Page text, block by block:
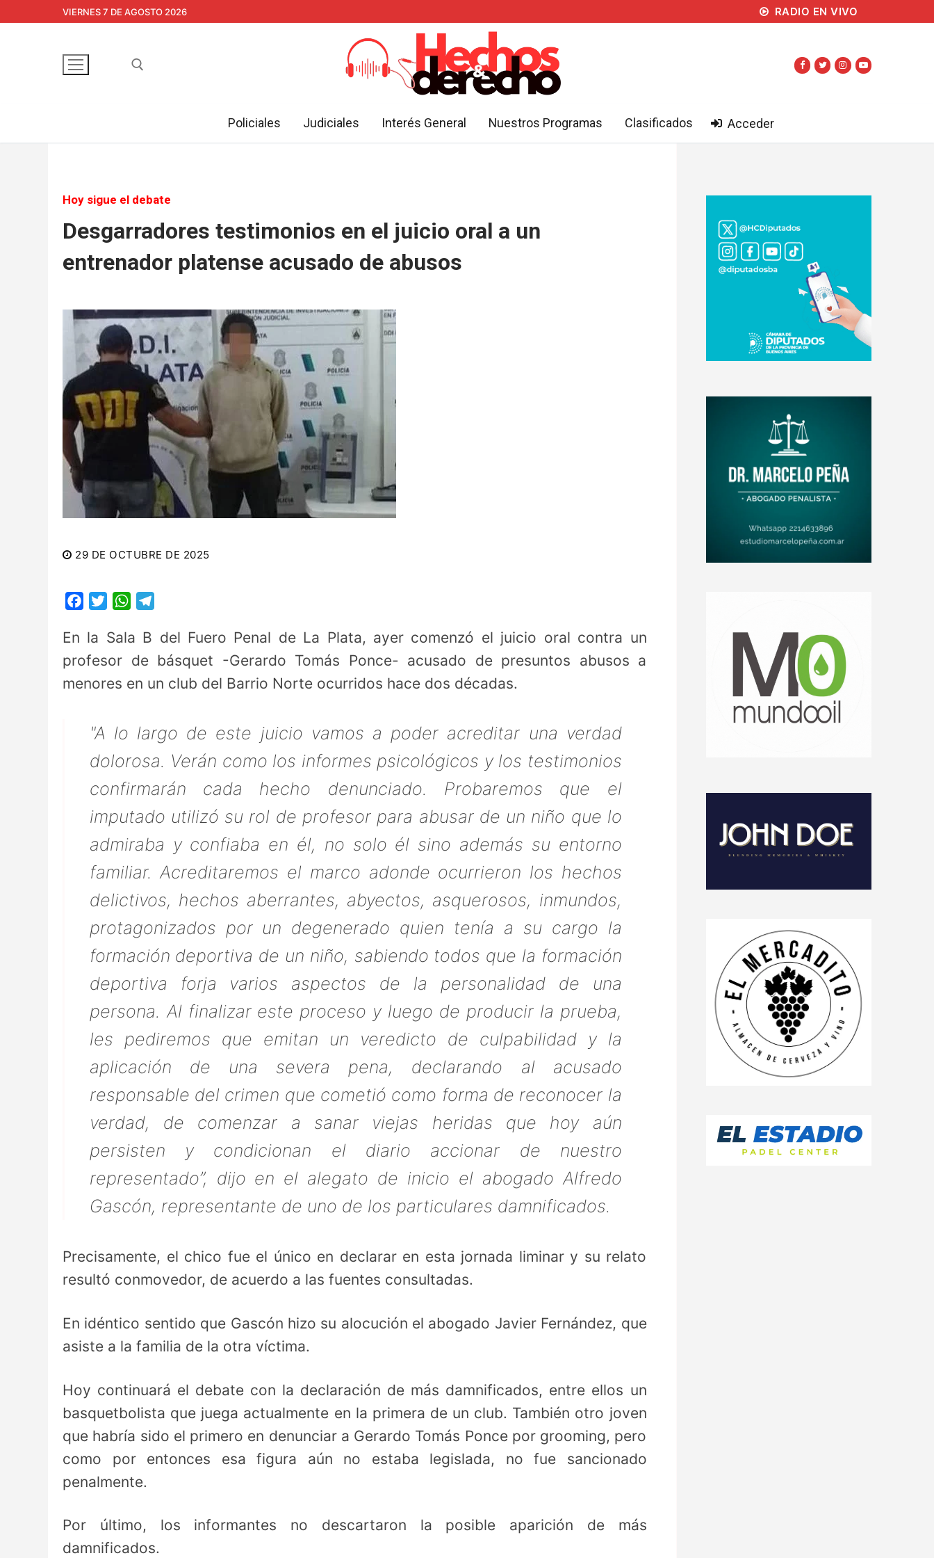
contenido
VIERNES 7 DE AGOSTO 2026 RADIO EN VIVO
Policiales Judiciales Interés General Nuestros Programas Clasificados Acceder
Hoy sigue el debate
Desgarradores testimonios en el juicio oral a un
entrenador platense acusado de abusos
29 DE OCTUBRE DE 2025
FacebookTwitterWhatsApp
En la Sala B del Fuero Penal de La Plata, ayer comenzó el juicio oral contra un
profesor de básquet -Gerardo Tomás Ponce- acusado de presuntos abusos a
menores en un club del Barrio Norte ocurridos hace dos décadas.
"A lo largo de este juicio vamos a poder acreditar una verdad
dolorosa. Verán como los informes psicológicos y los testimonios
confirmarán cada hecho denunciado. Probaremos que el
imputado utilizó su rol de profesor para abusar de un niño que lo
admiraba y confiaba en él, no solo él sino además su entorno
familiar. Acreditaremos el marco adonde ocurrieron los hechos
delictivos, hechos aberrantes, abyectos, asquerosos, inmundos,
protagonizados por un degenerado quien tenía a su cargo la
formación deportiva de un niño, sabiendo todos que la formación
deportiva forja varios aspectos de la personalidad de una
persona. Al finalizar este proceso y luego de producir la prueba,
les pediremos que emitan un veredicto de culpabilidad y la
aplicación de una severa pena, declarando al acusado
responsable del crimen que cometió como forma de reconocer la
verdad, de comenzar a sanar viejas heridas que hoy aún
persisten y condicionan el diario accionar de nuestro
representado”, dijo en el alegato de inicio el abogado Alfredo
Gascón, representante de uno de los particulares damnificados.
Precisamente, el chico fue el único en declarar en esta jornada liminar y su relato
resultó conmovedor, de acuerdo a las fuentes consultadas.
En idéntico sentido que Gascón hizo su alocución el abogado Javier Fernández, que
asiste a la familia de la otra víctima.
Hoy continuará el debate con la declaración de más damnificados, entre ellos un
basquetbolista que juega actualmente en la primera de un club. También otro joven
que habría sido el primero en denunciar a Gerardo Tomás Ponce por grooming, pero
como por entonces esa figura aún no estaba legislada, no fue sancionado
penalmente.
Por último, los informantes no descartaron la posible aparición de más
damnificados.